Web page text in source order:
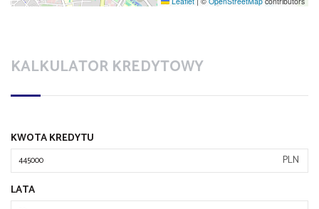
KALKULATOR KREDYTOWY
KWOTA KREDYTU
PLN
LATA